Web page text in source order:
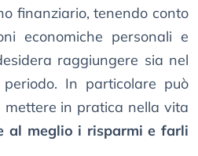
finanziario, tenendo conto
economiche personali e
raggiungere sia nel
In particolare può
in pratica nella vita
al meglio i risparmi e farli